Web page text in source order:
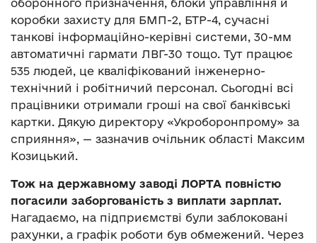
оборонного призначення, блоки управління й
коробки захисту для БМП-2, БТР-4, сучасні
танкові інформаційно-керівні системи, 30-мм
автоматичні гармати ЛВГ-30 тощо. Тут працює
535 людей, це кваліфікований інженерно-
технічний і робітничий персонал. Сьогодні всі
працівники отримали гроші на свої банківські
картки. Дякую директору «Укроборонпрому» за
сприяння», — зазначив очільник області Максим
Козицький.
Тож на державному заводі ЛОРТА повністю
погасили заборгованість з виплати зарплат.
Нагадаємо, на підприємстві були заблоковані
рахунки, а графік роботи був обмежений. Через